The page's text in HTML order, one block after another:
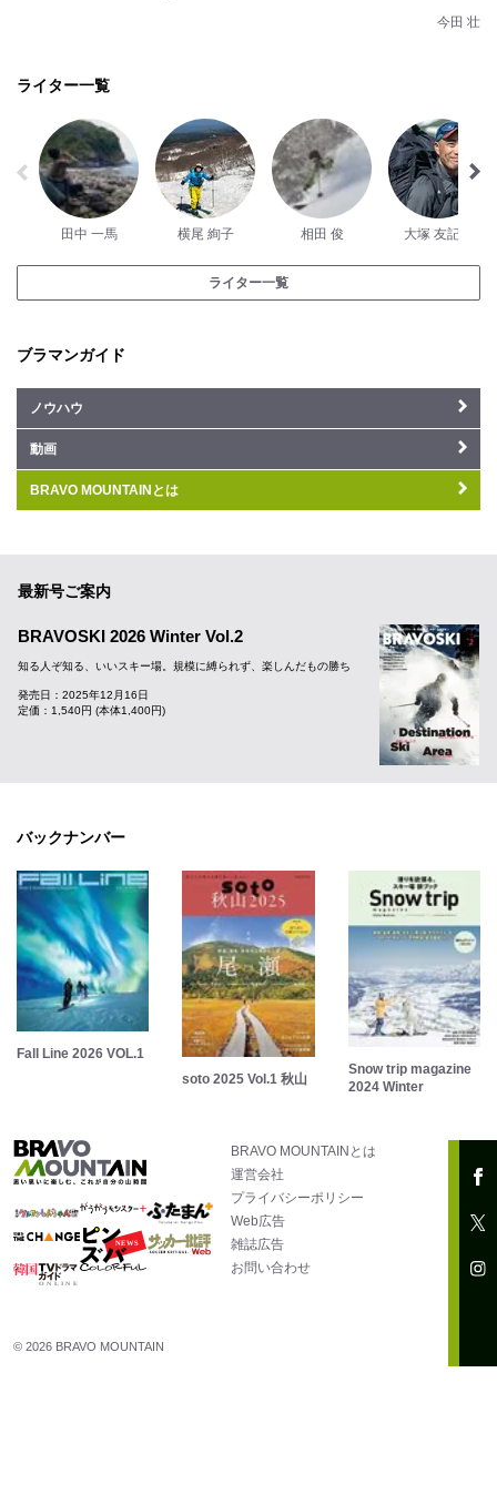
今田 壮
ライター一覧
田中 一馬 横尾 絢子 相田 俊 大塚 友記憲
ライター一覧
ブラマンガイド
ノウハウ
動画
BRAVO MOUNTAINとは
最新号ご案内
BRAVOSKI 2026 Winter Vol.2
知る人ぞ知る、いいスキー場。規模に縛られず、楽しんだもの勝ち
発売日：2025年12月16日
定価：1,540円 (本体1,400円)
バックナンバー
Fall Line 2026 VOL.1
soto 2025 Vol.1 秋山
Snow trip magazine
2024 Winter
BRAVO MOUNTAINとは
運営会社
プライバシーポリシー
Web広告
雑誌広告
お問い合わせ
© 2026 BRAVO MOUNTAIN